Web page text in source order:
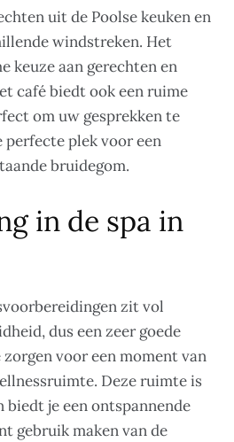
uit de Poolse keuken en
windstreken. Het
keuze aan gerechten en
café biedt ook een ruime
om uw gesprekken te
perfecte plek voor een
bruidegom.
in de spa in
zit vol
dus een zeer goede
voor een moment van
Deze ruimte is
biedt je een ontspannende
gebruik maken van de